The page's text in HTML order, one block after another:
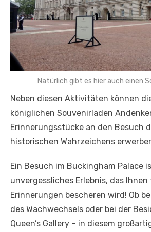
Natürlich gibt es hier auch einen
Neben diesen Aktivitäten können
königlichen Souvenirladen
Erinnerungsstücke an den Besuch
historischen Wahrzeichens
Ein Besuch im Buckingham Palace
unvergessliches Erlebnis, das Ihnen
Erinnerungen bescheren wird! Ob
des Wachwechsels oder bei der
Queen’s Gallery – in diesem